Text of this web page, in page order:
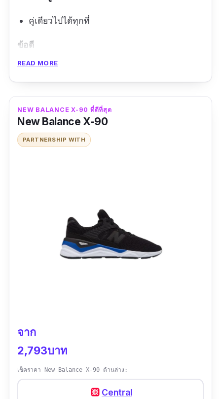
คู่เดียวไปได้ทุกที่
ข้อดี
ดีไซน์เท่
READ MORE
NEW BALANCE X-90 ที่ดีที่สุด
New Balance X-90
PARTNERSHIP WITH
จาก
2,793บาท
เช็คราคา New Balance X-90 ด้านล่าง:
Central